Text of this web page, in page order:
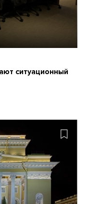
ситуационный